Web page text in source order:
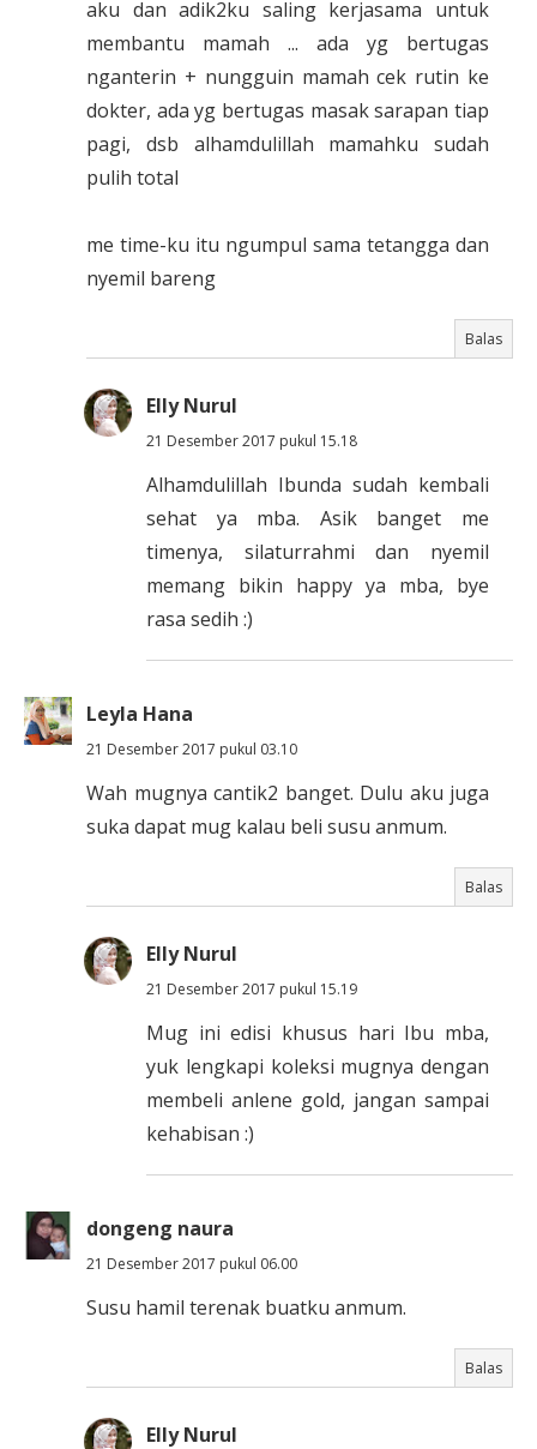
aku dan adik2ku saling kerjasama untuk
membantu mamah ... ada yg bertugas
nganterin + nungguin mamah cek rutin ke
dokter, ada yg bertugas masak sarapan tiap
pagi, dsb alhamdulillah mamahku sudah
pulih total
me time-ku itu ngumpul sama tetangga dan
nyemil bareng
Balas
Elly Nurul
21 Desember 2017 pukul 15.18
Alhamdulillah Ibunda sudah kembali
sehat ya mba. Asik banget me
timenya, silaturrahmi dan nyemil
memang bikin happy ya mba, bye
rasa sedih :)
Leyla Hana
21 Desember 2017 pukul 03.10
Wah mugnya cantik2 banget. Dulu aku juga
suka dapat mug kalau beli susu anmum.
Balas
Elly Nurul
21 Desember 2017 pukul 15.19
Mug ini edisi khusus hari Ibu mba,
yuk lengkapi koleksi mugnya dengan
membeli anlene gold, jangan sampai
kehabisan :)
dongeng naura
21 Desember 2017 pukul 06.00
Susu hamil terenak buatku anmum.
Balas
Elly Nurul